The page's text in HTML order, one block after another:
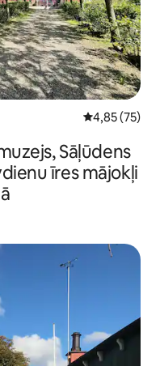
Vidējais
4,85 (75)
Sāļūdens
īres mājokļi